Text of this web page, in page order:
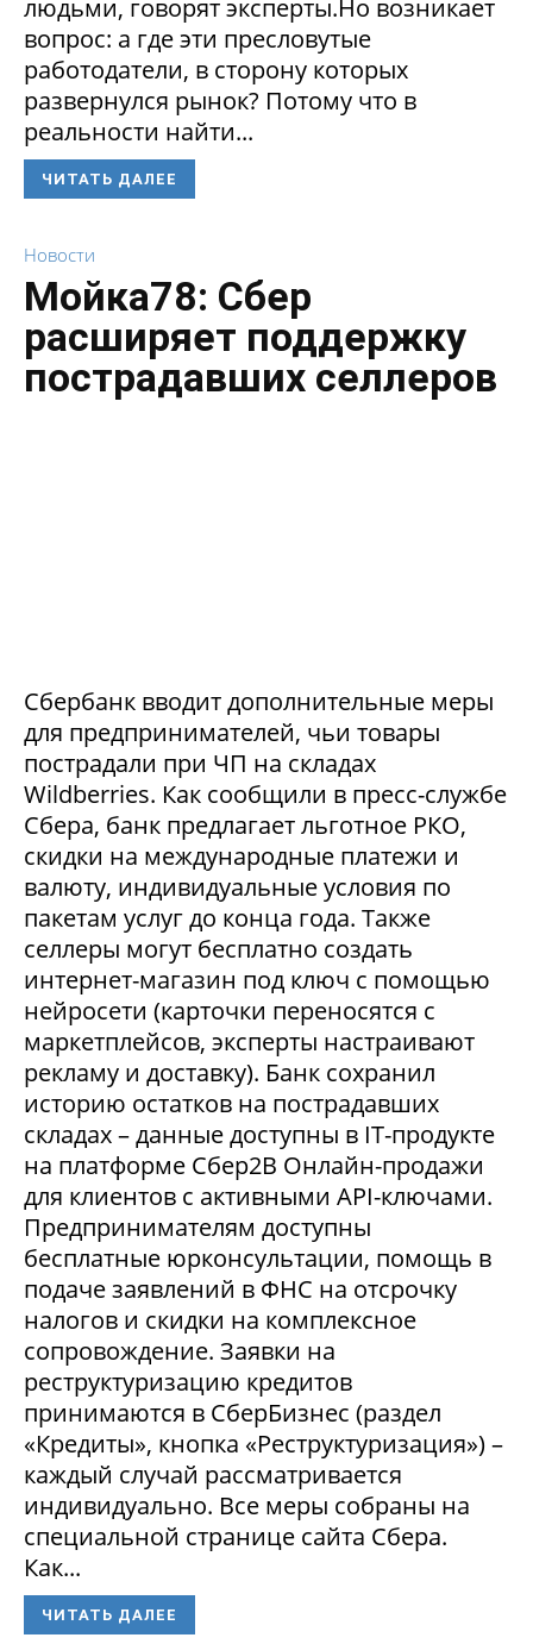
людьми, говорят эксперты.Но возникает
вопрос: а где эти пресловутые
работодатели, в сторону которых
развернулся рынок? Потому что в
реальности найти...
ЧИТАТЬ ДАЛЕЕ
Новости
Мойка78: Сбер
расширяет поддержку
пострадавших селлеров
Сбербанк вводит дополнительные меры
для предпринимателей, чьи товары
пострадали при ЧП на складах
Wildberries. Как сообщили в пресс-службе
Сбера, банк предлагает льготное РКО,
скидки на международные платежи и
валюту, индивидуальные условия по
пакетам услуг до конца года. Также
селлеры могут бесплатно создать
интернет-магазин под ключ с помощью
нейросети (карточки переносятся с
маркетплейсов, эксперты настраивают
рекламу и доставку). Банк сохранил
историю остатков на пострадавших
складах – данные доступны в IT-продукте
на платформе Сбер2В Онлайн-продажи
для клиентов с активными API-ключами.
Предпринимателям доступны
бесплатные юрконсультации, помощь в
подаче заявлений в ФНС на отсрочку
налогов и скидки на комплексное
сопровождение. Заявки на
реструктуризацию кредитов
принимаются в СберБизнес (раздел
«Кредиты», кнопка «Реструктуризация») –
каждый случай рассматривается
индивидуально. Все меры собраны на
специальной странице сайта Сбера.
Как...
ЧИТАТЬ ДАЛЕЕ